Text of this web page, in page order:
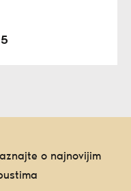
o najnovijim